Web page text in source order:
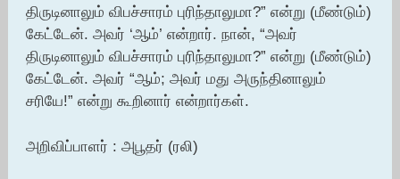
திருடினாலும் விபச்சாரம் புரிந்தாலுமா?” என்று (மீண்டும்)
கேட்டேன். அவர் ‘ஆம்’ என்றார். நான், “அவர்
திருடினாலும் விபச்சாரம் புரிந்தாலுமா?” என்று (மீண்டும்)
கேட்டேன். அவர் “ஆம்; அவர் மது அருந்தினாலும்
சரியே!” என்று கூறினார் என்றார்கள்.
அறிவிப்பாளர் : அபூதர் (ரலி)